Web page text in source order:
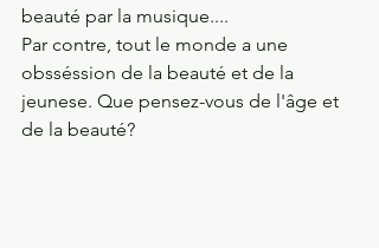
beauté par la musique....
Par contre, tout le monde a une
obsséssion de la beauté et de la
jeunese. Que pensez-vous de l'âge et
de la beauté?